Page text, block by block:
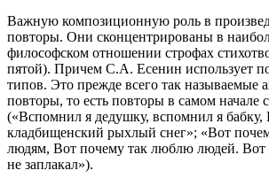
Важную композиционную роль в
повторы. Они сконцентрированы в
философском отношении строфах
пятой). Причем С.А. Есенин использует
типов. Это прежде всего так называемые
повторы, то есть повторы в самом начале
(«Вспомнил я дедушку, вспомнил я
кладбищенский рыхлый снег»; «Вот
людям, Вот почему так люблю людей. Вот
не заплакал»).